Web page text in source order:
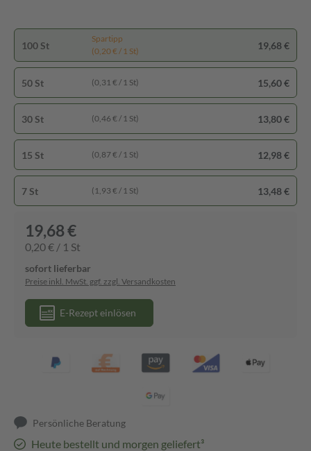
100 St
Spartipp
(0,20 € / 1 St)
19,68 €
50 St (0,31 € / 1 St) 15,60 €
30 St (0,46 € / 1 St) 13,80 €
15 St (0,87 € / 1 St) 12,98 €
7 St (1,93 € / 1 St) 13,48 €
19,68 €
0,20 € / 1 St
sofort lieferbar
Preise inkl. MwSt. ggf. zzgl. Versandkosten
E-Rezept einlösen
Persönliche Beratung
Heute bestellt und morgen geliefert³